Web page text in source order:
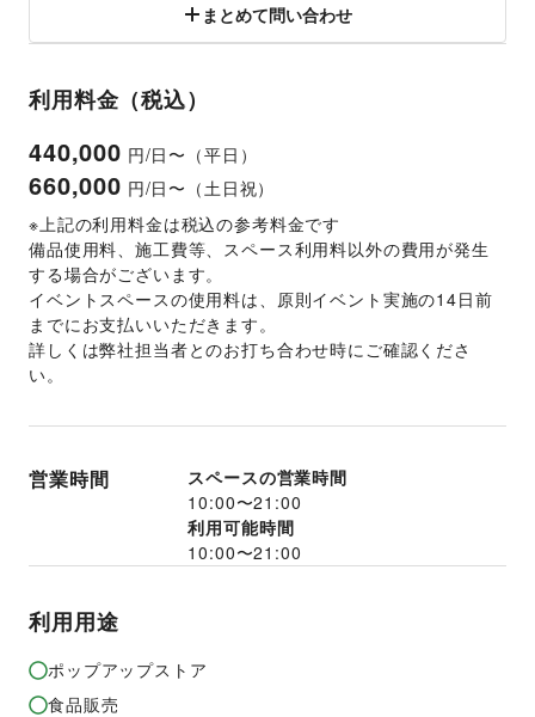
まとめて問い合わせ
利用料金（税込）
440,000 円/日〜（平日）
660,000 円/日〜（土日祝）
※上記の利用料金は税込の参考料金です
備品使用料、施工費等、スペース利用料以外の費用が発生
する場合がございます。
イベントスペースの使用料は、原則イベント実施の14日前
までにお支払いいただきます。
詳しくは弊社担当者とのお打ち合わせ時にご確認くださ
い。
営業時間
スペースの営業時間
10:00〜21:00
利用可能時間
10:00〜21:00
利用用途
ポップアップストア
食品販売